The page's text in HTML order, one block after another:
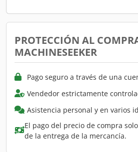
PROTECCIÓN AL
MACHINESEEKER
Pago seguro a través de una
Vendedor estrictamente
Asistencia personal y en varios
El pago del precio de compra
de la entrega de la mercancía.